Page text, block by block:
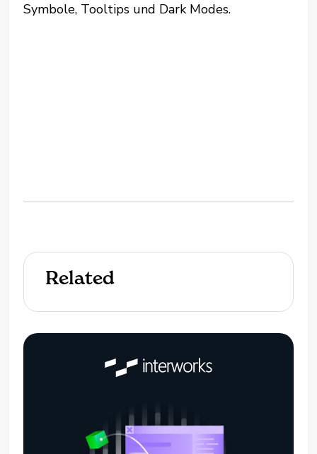
Symbole, Tooltips und Dark Modes.
Related